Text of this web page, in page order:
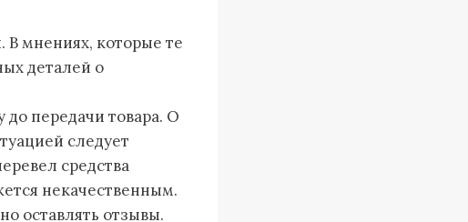
В мнениях, которые те
деталей о
до передачи товара. О
следует
средства
некачественным.
оставлять отзывы.